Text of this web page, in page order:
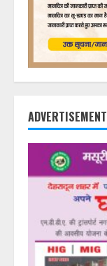
ADVERTISEMENT